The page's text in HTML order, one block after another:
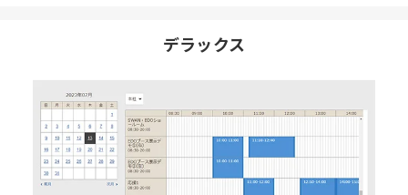
デラックス